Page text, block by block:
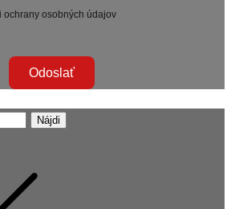
ochrany osobných údajov
Odoslať